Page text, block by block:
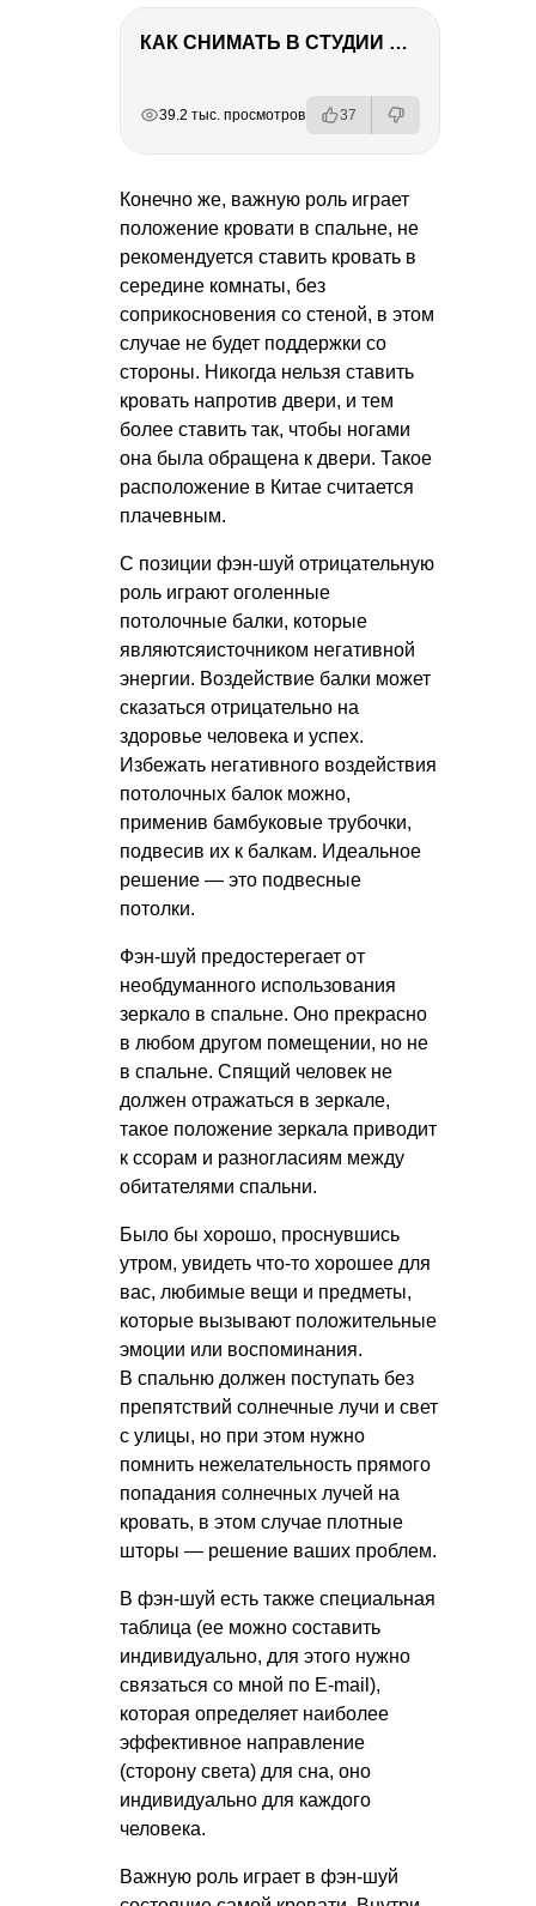
КАК СНИМАТЬ В СТУДИИ СО ВСПЫШКАМИ
39.2 тыс. просмотров 37
Конечно же, важную роль играет
положение кровати в спальне, не
рекомендуется ставить кровать в
середине комнаты, без
соприкосновения со стеной, в этом
случае не будет поддержки со
стороны. Никогда нельзя ставить
кровать напротив двери, и тем
более ставить так, чтобы ногами
она была обращена к двери. Такое
расположение в Китае считается
плачевным.
С позиции фэн-шуй отрицательную
роль играют оголенные
потолочные балки, которые
являютсяисточником негативной
энергии. Воздействие балки может
сказаться отрицательно на
здоровье человека и успех.
Избежать негативного воздействия
потолочных балок можно,
применив бамбуковые трубочки,
подвесив их к балкам. Идеальное
решение — это подвесные
потолки.
Фэн-шуй предостерегает от
необдуманного использования
зеркало в спальне. Оно прекрасно
в любом другом помещении, но не
в спальне. Спящий человек не
должен отражаться в зеркале,
такое положение зеркала приводит
к ссорам и разногласиям между
обитателями спальни.
Было бы хорошо, проснувшись
утром, увидеть что-то хорошее для
вас, любимые вещи и предметы,
которые вызывают положительные
эмоции или воспоминания.
В спальню должен поступать без
препятствий солнечные лучи и свет
с улицы, но при этом нужно
помнить нежелательность прямого
попадания солнечных лучей на
кровать, в этом случае плотные
шторы — решение ваших проблем.
В фэн-шуй есть также специальная
таблица (ее можно составить
индивидуально, для этого нужно
связаться со мной по E-mail),
которая определяет наиболее
эффективное направление
(сторону света) для сна, оно
индивидуально для каждого
человека.
Важную роль играет в фэн-шуй